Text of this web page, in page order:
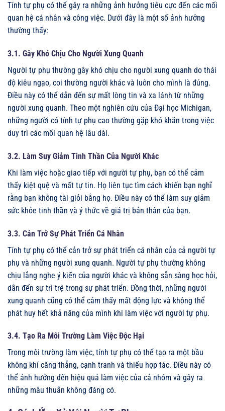
Tính tự phụ có thể gây ra những ảnh hưởng tiêu cực đến các mối
quan hệ cá nhân và công việc. Dưới đây là một số ảnh hưởng
thường thấy:
3.1. Gây Khó Chịu Cho Người Xung Quanh
Người tự phụ thường gây khó chịu cho người xung quanh do thái
độ kiêu ngạo, coi thường người khác và luôn cho mình là đúng.
Điều này có thể dẫn đến sự mất lòng tin và xa lánh từ những
người xung quanh. Theo một nghiên cứu của Đại học Michigan,
những người có tính tự phụ cao thường gặp khó khăn trong việc
duy trì các mối quan hệ lâu dài.
3.2. Làm Suy Giảm Tinh Thần Của Người Khác
Khi làm việc hoặc giao tiếp với người tự phụ, bạn có thể cảm
thấy kiệt quệ và mất tự tin. Họ liên tục tìm cách khiến bạn nghĩ
rằng bạn không tài giỏi bằng họ. Điều này có thể làm suy giảm
sức khỏe tinh thần và ý thức về giá trị bản thân của bạn.
3.3. Cản Trở Sự Phát Triển Cá Nhân
Tính tự phụ có thể cản trở sự phát triển cá nhân của cả người tự
phụ và những người xung quanh. Người tự phụ thường không
chịu lắng nghe ý kiến của người khác và không sẵn sàng học hỏi,
dẫn đến sự trì trệ trong sự phát triển. Đồng thời, những người
xung quanh cũng có thể cảm thấy mất động lực và không thể
phát huy hết khả năng của mình khi làm việc với người tự phụ.
3.4. Tạo Ra Môi Trường Làm Việc Độc Hại
Trong môi trường làm việc, tính tự phụ có thể tạo ra một bầu
không khí căng thẳng, cạnh tranh và thiếu hợp tác. Điều này có
thể ảnh hưởng đến hiệu quả làm việc của cả nhóm và gây ra
những mâu thuẫn không đáng có.